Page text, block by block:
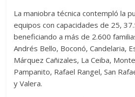
La maniobra técnica contempló la
equipos con capacidades de 25,
beneficiando a más de 2.600
Andrés Bello, Boconó, Candelaria,
Márquez Cañizales, La Ceiba,
Pampanito, Rafael Rangel, San
y Valera.